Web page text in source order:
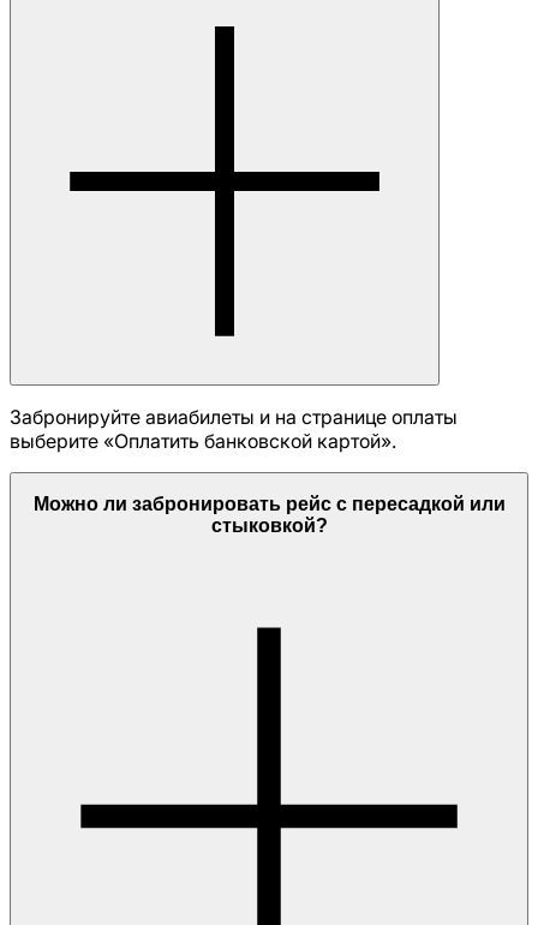
Забронируйте авиабилеты и на странице оплаты
выберите «Оплатить банковской картой».
Можно ли забронировать рейс с пересадкой или
стыковкой?